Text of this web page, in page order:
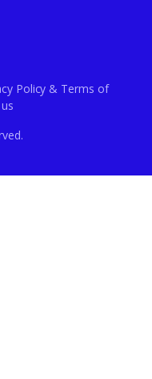
Policy & Terms of